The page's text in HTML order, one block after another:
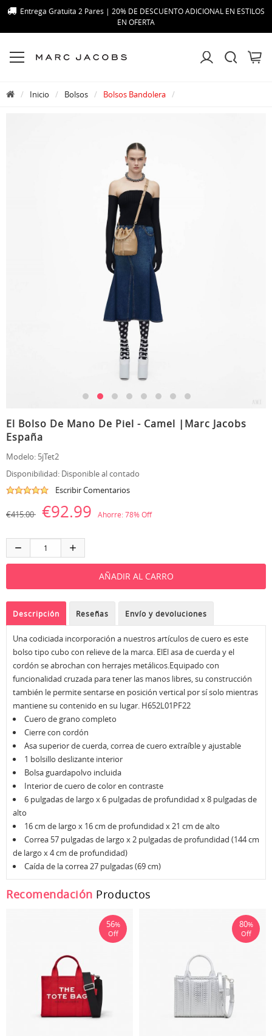
Entrega Gratuita 2 Pares | 20% DE DESCUENTO ADICIONAL EN ESTILOS
EN OFERTA
Inicio Bolsos Bolsos Bandolera
El Bolso De Mano De Piel - Camel |Marc Jacobs
España
Modelo: 5jTet2
Disponibilidad: Disponible al contado
Escribir Comentarios
€415.00 €92.99 Ahorre:78% Off
Descripción Reseñas Envío y devoluciones
Una codiciada incorporación a nuestros artículos de cuero es este
bolso tipo cubo con relieve de la marca. ElEl asa de cuerda y el
cordón se abrochan con herrajes metálicos.Equipado con
funcionalidad cruzada para tener las manos libres, su construcción
también le permite sentarse en posición vertical por sí solo mientras
mantiene su contenido en su lugar. H652L01PF22
Cuero de grano completo
Cierre con cordón
Asa superior de cuerda, correa de cuero extraíble y ajustable
1 bolsillo deslizante interior
Bolsa guardapolvo incluida
Interior de cuero de color en contraste
6 pulgadas de largo x 6 pulgadas de profundidad x 8 pulgadas de
alto
16 cm de largo x 16 cm de profundidad x 21 cm de alto
Correa 57 pulgadas de largo x 2 pulgadas de profundidad (144 cm
de largo x 4 cm de profundidad)
Caída de la correa 27 pulgadas (69 cm)
Recomendación Productos
56%
Off
80%
Off